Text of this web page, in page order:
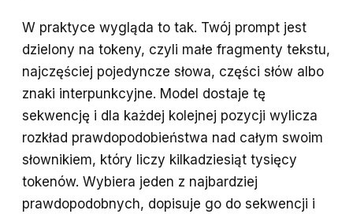
W praktyce wygląda to tak. Twój prompt jest
dzielony na tokeny, czyli małe fragmenty tekstu,
najczęściej pojedyncze słowa, części słów albo
znaki interpunkcyjne. Model dostaje tę
sekwencję i dla każdej kolejnej pozycji wylicza
rozkład prawdopodobieństwa nad całym swoim
słownikiem, który liczy kilkadziesiąt tysięcy
tokenów. Wybiera jeden z najbardziej
prawdopodobnych, dopisuje go do sekwencji i